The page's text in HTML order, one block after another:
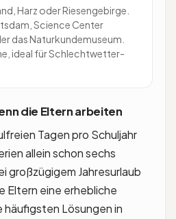
Harz oder Riesengebirge.
Science Center
das Naturkundemuseum.
ideal für Schlechtwetter-
die Eltern arbeiten
Tagen pro Schuljahr
allein schon sechs
großzügigem Jahresurlaub
eine erhebliche
Lösungen in